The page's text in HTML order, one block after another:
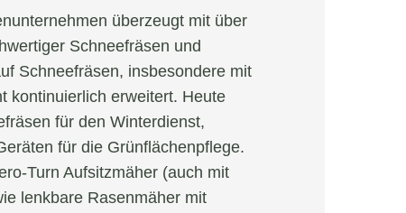
überzeugt mit über
Schneefräsen und
Schneefräsen, insbesondere mit
kontinuierlich erweitert. Heute
für den Winterdienst,
für die Grünflächenpflege.
Turn Aufsitzmäher (auch mit
lenkbare Rasenmäher mit